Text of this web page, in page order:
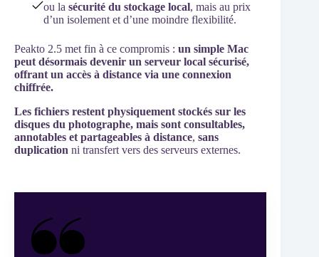
ou la sécurité du stockage local, mais au prix
d’un isolement et d’une moindre flexibilité.
Peakto 2.5 met fin à ce compromis : un simple Mac
peut désormais devenir un serveur local sécurisé,
offrant un accès à distance via une connexion
chiffrée.
Les fichiers restent physiquement stockés sur les
disques du photographe, mais sont consultables,
annotables et partageables à distance, sans
duplication ni transfert vers des serveurs externes.